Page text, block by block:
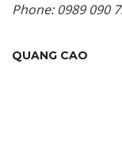
Phone: 0989 090
QUANG CAO